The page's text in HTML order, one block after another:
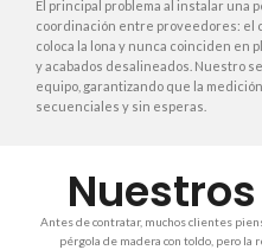
El principal problema al instalar una
coordinación entre proveedores: el
coloca la lona y nunca coinciden en
y acabados desalineados. Nuestro
equipo, garantizando que la
secuenciales y sin esperas.
Antes de contratar, muchos clientes
pérgola de madera con toldo, pero la